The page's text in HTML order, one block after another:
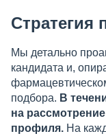
Стратегия
Мы детально
кандидата и,
подбора. В
на
профиля. На